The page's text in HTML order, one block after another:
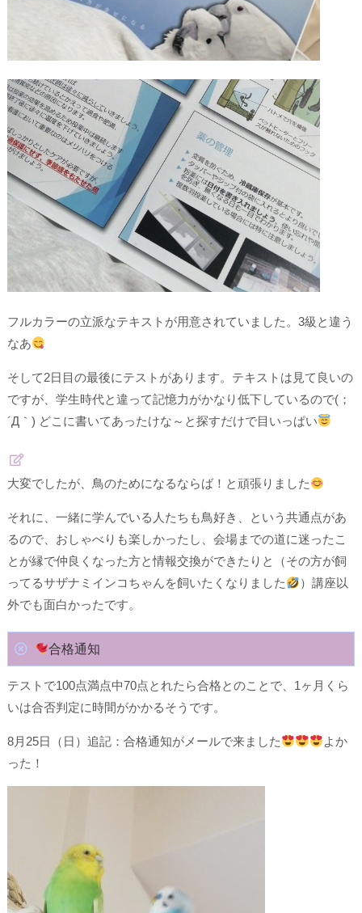
フルカラーの立派なテキストが用意されていました。3級と違う
なあ
そして2日目の最後にテストがあります。テキストは見て良いの
ですが、学生時代と違って記憶力がかなり低下しているので(；
´Д｀) どこに書いてあったけな～と探すだけで目いっぱい
大変でしたが、鳥のためになるならば！と頑張りました
それに、一緒に学んでいる人たちも鳥好き、という共通点があ
るので、おしゃべりも楽しかったし、会場までの道に迷ったこ
とが縁で仲良くなった方と情報交換ができたりと（その方が飼
ってるサザナミインコちゃんを飼いたくなりました
）講座以
外でも面白かったです。
合格通知
テストで100点満点中70点とれたら合格とのことで、1ヶ月くら
いは合否判定に時間がかかるそうです。
8月25日（日）追記：合格通知がメールで来ました
よか
った！